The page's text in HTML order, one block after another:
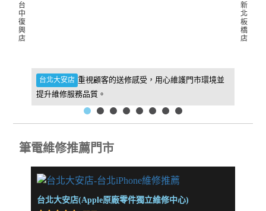
台北大安店 重視顧客的送修感受，用心維護門市環境並
提升維修服務品質。
新
北
板
橋
店
台
中
復
興
店
筆電維修推薦門市
台北大安店(Apple原廠零件獨立維修中心)